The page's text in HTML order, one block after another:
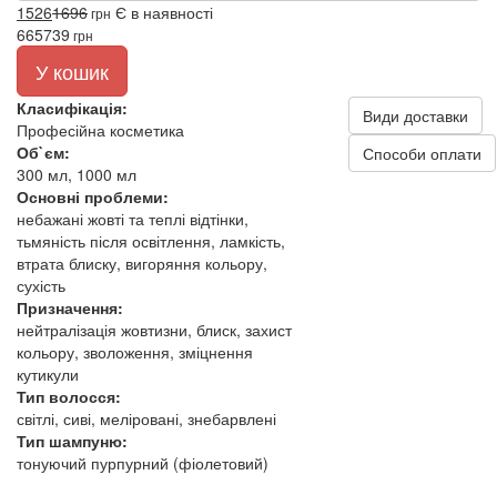
15261696грн Є в наявності
665739 грн
У кошик
Класифікація:
Професійна косметика
Об`єм:
300 мл, 1000 мл
Основні проблеми:
небажані жовті та теплі відтінки,
тьмяність після освітлення, ламкість,
втрата блиску, вигоряння кольору,
сухість
Призначення:
нейтралізація жовтизни, блиск, захист
кольору, зволоження, зміцнення
кутикули
Тип волосся:
світлі, сиві, меліровані, знебарвлені
Тип шампуню:
тонуючий пурпурний (фіолетовий)
Види доставки
Способи оплати